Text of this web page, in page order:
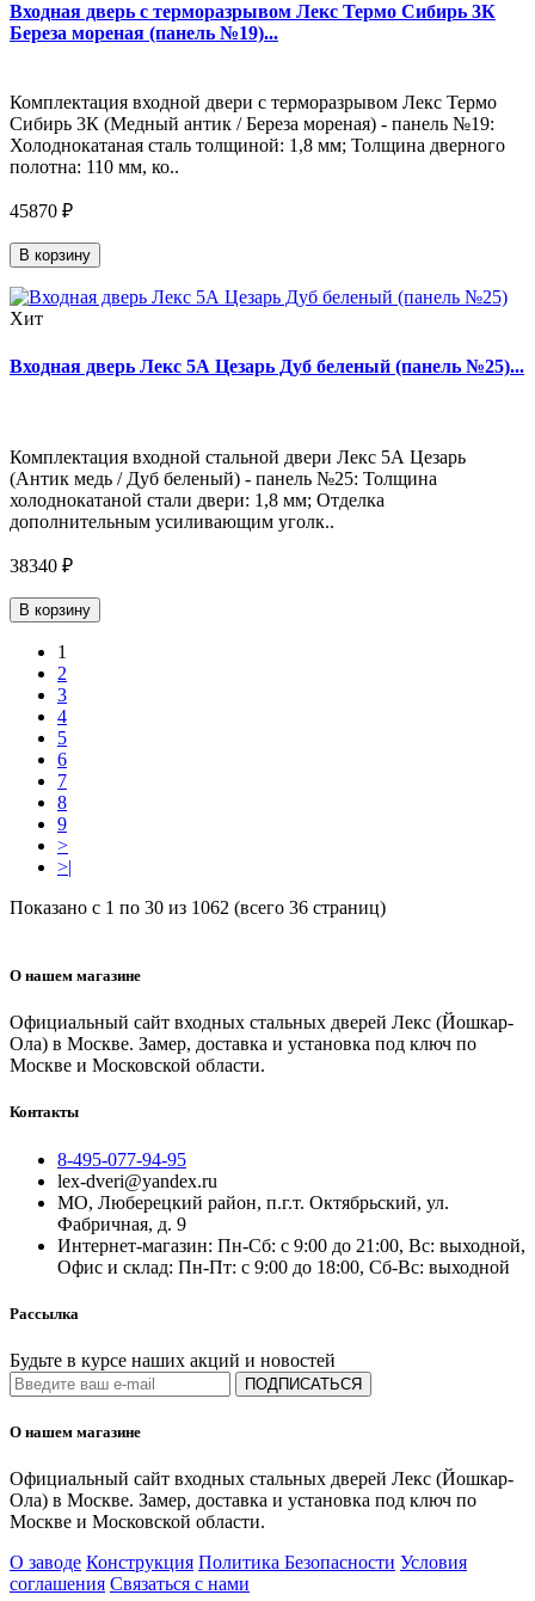
Входная дверь с терморазрывом Лекс Термо Сибирь 3К
Береза мореная (панель №19)...
Комплектация входной двери с терморазрывом Лекс Термо
Сибирь 3К (Медный антик / Береза мореная) - панель №19:
Холоднокатаная сталь толщиной: 1,8 мм; Толщина дверного
полотна: 110 мм, ко..
45870 ₽
В корзину
Хит
Входная дверь Лекс 5А Цезарь Дуб беленый (панель №25)...
Комплектация входной стальной двери Лекс 5А Цезарь
(Антик медь / Дуб беленый) - панель №25: Толщина
холоднокатаной стали двери: 1,8 мм; Отделка
дополнительным усиливающим уголк..
38340 ₽
В корзину
1
2
3
4
5
6
7
8
9
>
>|
Показано с 1 по 30 из 1062 (всего 36 страниц)
О нашем магазине
Официальный сайт входных стальных дверей Лекс (Йошкар-
Ола) в Москве. Замер, доставка и установка под ключ по
Москве и Московской области.
Контакты
8-495-077-94-95
lex-dveri@yandex.ru
МО, Люберецкий район, п.г.т. Октябрьский, ул.
Фабричная, д. 9
Интернет-магазин: Пн-Сб: с 9:00 до 21:00, Вс: выходной,
Офис и склад: Пн-Пт: с 9:00 до 18:00, Сб-Вс: выходной
Рассылка
Будьте в курсе наших акций и новостей
ПОДПИСАТЬСЯ
О нашем магазине
Официальный сайт входных стальных дверей Лекс (Йошкар-
Ола) в Москве. Замер, доставка и установка под ключ по
Москве и Московской области.
О заводе Конструкция Политика Безопасности Условия
соглашения Связаться с нами